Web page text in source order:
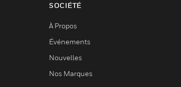
SOCIÉTÉ
À Propos
Événements
Nouvelles
Nos Marques